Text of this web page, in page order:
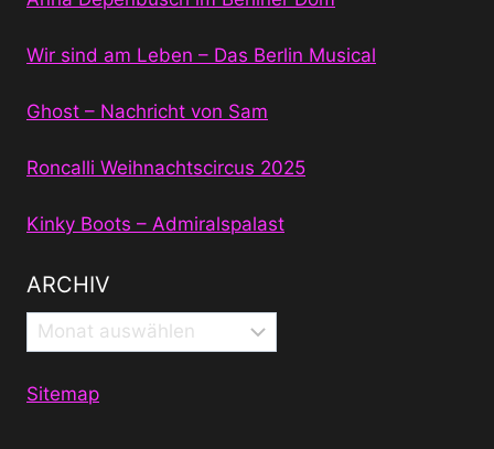
Wir sind am Leben – Das Berlin Musical
Ghost – Nachricht von Sam
Roncalli Weihnachtscircus 2025
Kinky Boots – Admiralspalast
ARCHIV
Archiv
Sitemap